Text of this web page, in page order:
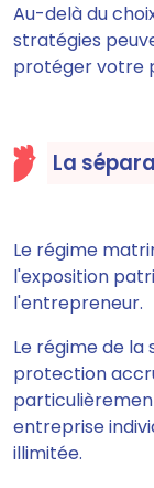
Au-delà du
stratégies
protéger votre
La
Le régime
l'exposition
l'entrepreneur.
Le régime de
protection
entreprise
illimitée.